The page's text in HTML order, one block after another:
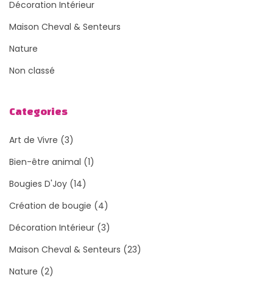
Décoration Intérieur
Maison Cheval & Senteurs
Nature
Non classé
Categories
Art de Vivre (3)
Bien-être animal (1)
Bougies D'Joy (14)
Création de bougie (4)
Décoration Intérieur (3)
Maison Cheval & Senteurs (23)
Nature (2)